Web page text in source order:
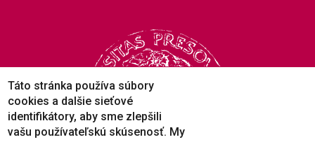
Táto stránka používa súbory
cookies a dalšie sieťové
identifikátory, aby sme zlepšili
vašu používateľskú skúsenosť. My